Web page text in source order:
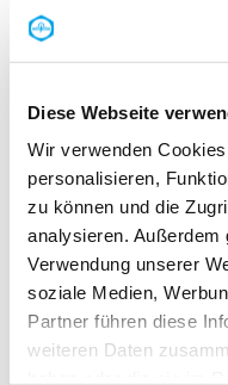
Diese Webseite
Wir verwenden
personalisieren,
zu können und die
analysieren. Außerdem
Verwendung unserer
soziale Medien,
Partner führen diese
weiteren Daten
Kabelführung
Übersicht
Kabelkanal
Baugruppen
Maschinen &
Kabelschutz
Übersicht
Lösungen
Übersicht